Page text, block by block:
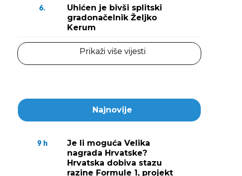
6.
Uhićen je bivši splitski
gradonačelnik Željko
Kerum
Prikaži više vijesti
Najnovije
9 h
Je li moguća Velika
nagrada Hrvatske?
Hrvatska dobiva stazu
razine Formule 1, projekt